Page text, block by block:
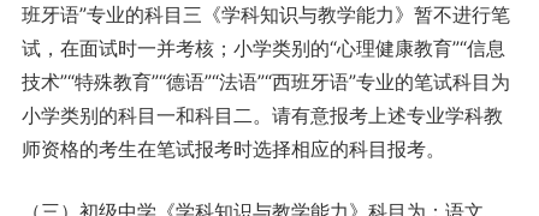
班牙语”专业的科目三《学科知识与教学能力》暂不进行笔
试，在面试时一并考核；小学类别的“心理健康教育”“信息
技术”“特殊教育”“德语”“法语”“西班牙语”专业的笔试科目为
小学类别的科目一和科目二。请有意报考上述专业学科教
师资格的考生在笔试报考时选择相应的科目报考。
（三）初级中学《学科知识与教学能力》科目为：语文、